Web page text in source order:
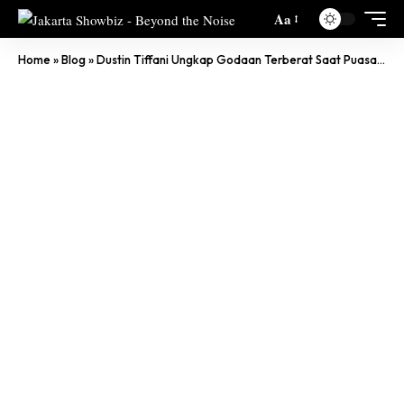
Aa
Home»Blog»Dustin Tiffani Ungkap Godaan Terberat Saat Puasa, Lihat Beranda Instagram Isinya ‘Wah Wah Wah’